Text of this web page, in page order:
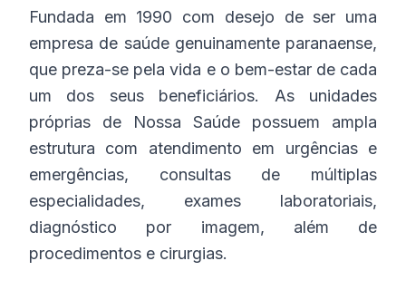
Fundada em 1990 com desejo de ser uma
empresa de saúde genuinamente paranaense,
que preza-se pela vida e o bem-estar de cada
um dos seus beneficiários. As unidades
próprias de Nossa Saúde possuem ampla
estrutura com atendimento em urgências e
emergências, consultas de múltiplas
especialidades, exames laboratoriais,
diagnóstico por imagem, além de
procedimentos e cirurgias.